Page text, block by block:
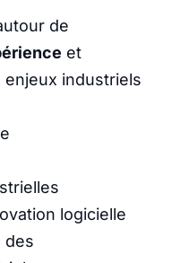
de
et
enjeux industriels
logicielle
des